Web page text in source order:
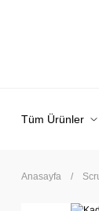
Tüm Ürünler
Anasayfa